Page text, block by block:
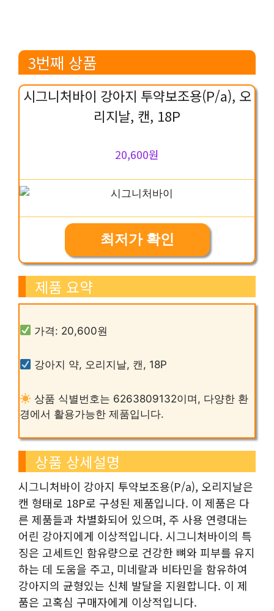
3번째 상품
시그니처바이 강아지 투약보조용(P/a), 오
리지날, 캔, 18P
20,600원
최저가 확인
제품 요약
가격: 20,600원
강아지 약, 오리지날, 캔, 18P
상품 식별번호는 6263809132이며, 다양한 환
경에서 활용가능한 제품입니다.
상품 상세설명
시그니처바이 강아지 투약보조용(P/a), 오리지날은
캔 형태로 18P로 구성된 제품입니다. 이 제품은 다
른 제품들과 차별화되어 있으며, 주 사용 연령대는
어린 강아지에게 이상적입니다. 시그니처바이의 특
징은 고세트인 함유량으로 건강한 뼈와 피부를 유지
하는 데 도움을 주고, 미네랄과 비타민을 함유하여
강아지의 균형있는 신체 발달을 지원합니다. 이 제
품은 고혹심 구매자에게 이상적입니다.